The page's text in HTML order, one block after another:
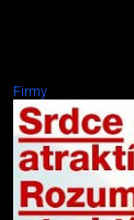
Firmy